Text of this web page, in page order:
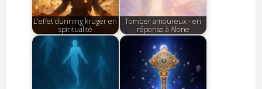
L'effet dunning kruger en
spiritualité
Tomber amoureux - en
réponse à Alone